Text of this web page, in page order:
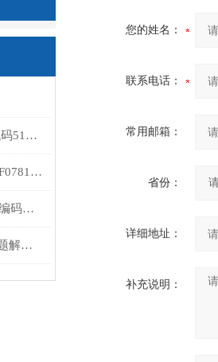
西门子840D数控检测报警代码510107维修排查
西门子S120电机驱动器显示F07810报警解决修复
西门子伺服主轴电机F31131编码器报警处理
西门子伺服电机运行异响问题解决修复
您的姓名：
联系电话：
常用邮箱：
省份：
详细地址：
补充说明：